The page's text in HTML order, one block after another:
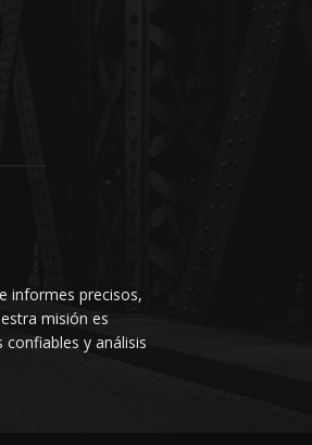
informes precisos,
misión es
y análisis